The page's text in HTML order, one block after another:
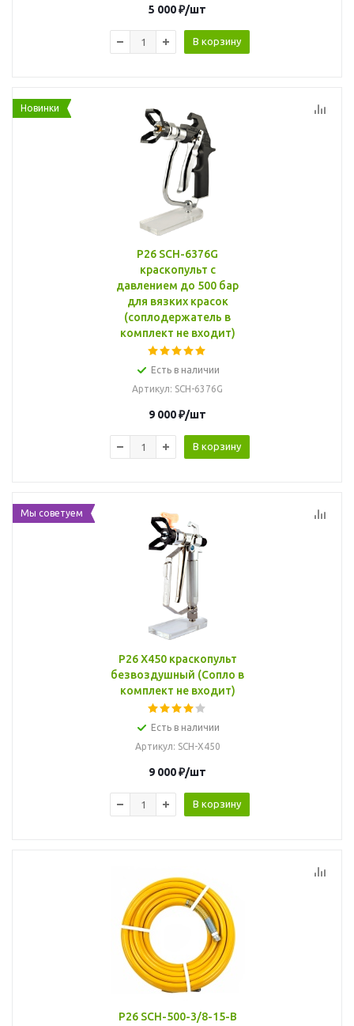
5 000₽/шт
В корзину
Новинки
P26 SCH-6376G
краскопульт с
давлением до 500 бар
для вязких красок
(соплодержатель в
комплект не входит)
Есть в наличии
Артикул: SCH-6376G
9 000₽/шт
В корзину
Мы советуем
P26 X450 краскопульт
безвоздушный (Сопло в
комплект не входит)
Есть в наличии
Артикул: SCH-X450
9 000₽/шт
В корзину
P26 SCH-500-3/8-15-B